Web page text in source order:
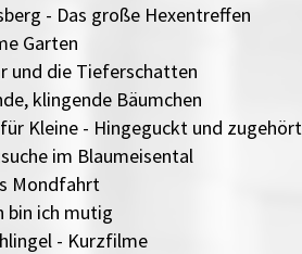
- Das große Hexentreffen
Garten
und die Tieferschatten
klingende Bäumchen
Kleine - Hingeguckt und zugehört
im Blaumeisental
Mondfahrt
bin ich mutig
- Kurzfilme